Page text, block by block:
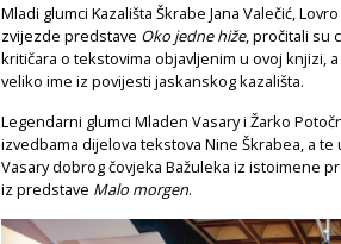
Mladi glumci Kazališta Škrabe Jana Valečić,
zvijezde predstave Oko jedne hiže, pročitali su
kritičara o tekstovima objavljenim u ovoj knjizi,
veliko ime iz povijesti jaskanskog kazališta.
Legendarni glumci Mladen Vasary i Žarko
izvedbama dijelova tekstova Nine Škrabea, a
Vasary dobrog čovjeka Bažuleka iz istoimene
iz predstave Malo morgen.